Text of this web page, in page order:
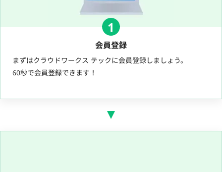
1
会員登録
まずはクラウドワークス テックに会員登録しましょう。
60秒で会員登録できます！